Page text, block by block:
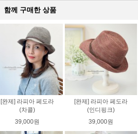
함께 구매한 상품
[완제] 라피아 페도라
(차콜)
39,000원
[완제] 라피아 페도라
(인디핑크)
39,000원